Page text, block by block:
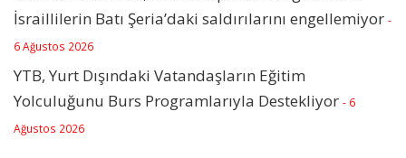
İsraillilerin Batı Şeria’daki saldırılarını engellemiyor -
6 Ağustos 2026
YTB, Yurt Dışındaki Vatandaşların Eğitim
Yolculuğunu Burs Programlarıyla Destekliyor - 6
Ağustos 2026